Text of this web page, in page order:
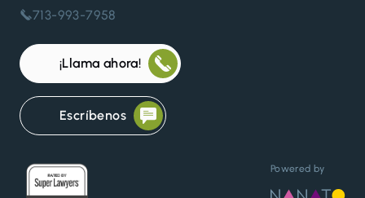
713-993-7958
¡Llama ahora!
Escríbenos
Powered by